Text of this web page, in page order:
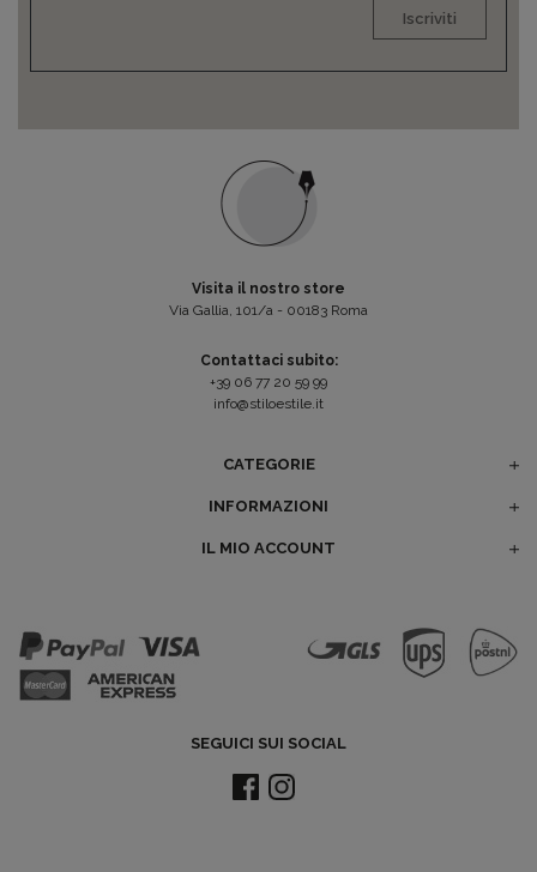
Iscriviti
Visita il nostro store
Via Gallia, 101/a - 00183 Roma
Contattaci subito:
+39 06 77 20 59 99
info@stiloestile.it
CATEGORIE
INFORMAZIONI
IL MIO ACCOUNT
SEGUICI SUI SOCIAL